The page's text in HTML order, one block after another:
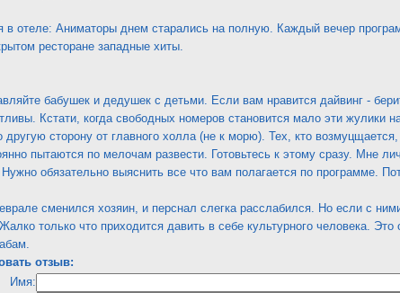
в отеле: Аниматоры днем старались на полную. Каждый вечер
ресторане западные хиты.
бабушек и дедушек с детьми. Если вам нравится дайвинг -
Кстати, когда свободных номеров становится мало эти жулики
другую сторону от главного холла (не к морю). Тех, кто
пытаются по мелочам развести. Готовьтесь к этому сразу. Мне
обязательно выяснить все что вам полагается по программе.
сменился хозяин, и перснал слегка расслабился. Но если с
только что приходится давить в себе культурного человека.
отзыв:
Имя: